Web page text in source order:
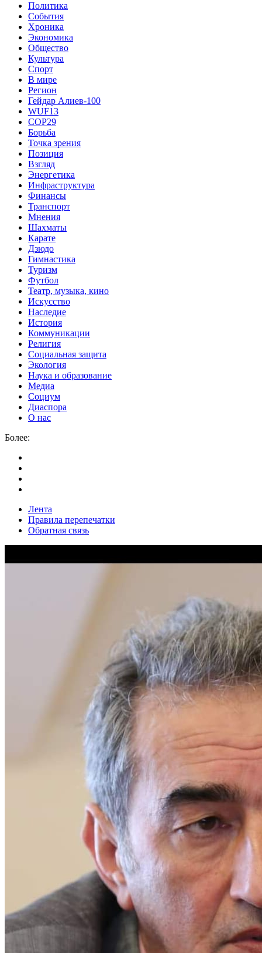
Политика
События
Хроника
Экономика
Общество
Культура
Спорт
В мире
Регион
Гейдар Алиев-100
WUF13
COP29
Борьба
Точка зрения
Позиция
Взгляд
Энергетика
Инфраструктура
Финансы
Транспорт
Мнения
Шахматы
Карате
Дзюдо
Гимнастика
Туризм
Футбол
Театр, музыка, кино
Искусство
Наследие
История
Коммуникации
Религия
Социальная защита
Экология
Наука и образование
Медиа
Социум
Диаспора
О нас
Более:
Лента
Правила перепечатки
Обратная связь